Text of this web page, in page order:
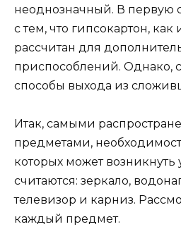
неоднозначный. В первую
с тем, что гипсокартон,
рассчитан для
приспособлений. Однако,
способы выхода из
Итак, самыми
предметами,
которых может возникнуть
считаются: зеркало,
телевизор и карниз.
каждый предмет.